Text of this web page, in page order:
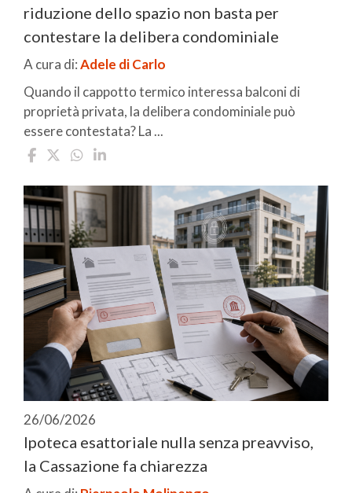
riduzione dello spazio non basta per
contestare la delibera condominiale
A cura di:Adele di Carlo
Quando il cappotto termico interessa balconi di
proprietà privata, la delibera condominiale può
essere contestata? La ...
26/06/2026
Ipoteca esattoriale nulla senza preavviso,
la Cassazione fa chiarezza